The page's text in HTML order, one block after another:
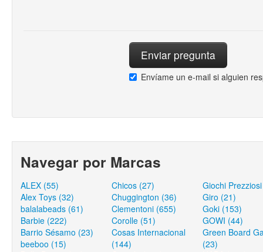
Envíame un e-mail si alguien
Navegar por Marcas
ALEX (55)
Alex Toys (32)
balalabeads (61)
Barbie (222)
Barrio Sésamo (23)
beeboo (15)
Chicos (27)
Chuggington (36)
Clementoni (655)
Corolle (51)
Cosas Internacional
(144)
Giochi
Giro (21)
Goki (153)
GOWI (44)
Green Board
(23)